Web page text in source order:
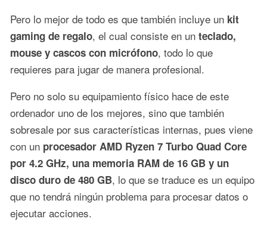
Pero lo mejor de todo es que también incluye un kit
gaming de regalo, el cual consiste en un teclado,
mouse y cascos con micrófono, todo lo que
requieres para jugar de manera profesional.
Pero no solo su equipamiento físico hace de este
ordenador uno de los mejores, sino que también
sobresale por sus características internas, pues viene
con un procesador AMD Ryzen 7 Turbo Quad Core
por 4.2 GHz, una memoria RAM de 16 GB y un
disco duro de 480 GB, lo que se traduce es un equipo
que no tendrá ningún problema para procesar datos o
ejecutar acciones.